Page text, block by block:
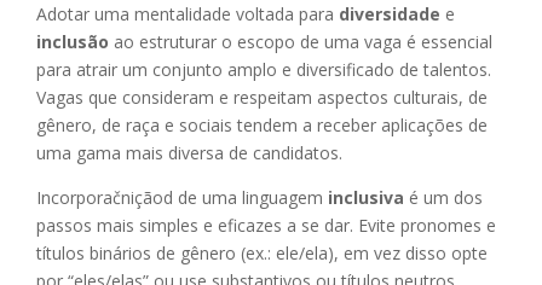
Adotar uma mentalidade voltada para diversidade e
inclusão ao estruturar o escopo de uma vaga é essencial
para atrair um conjunto amplo e diversificado de talentos.
Vagas que consideram e respeitam aspectos culturais, de
gênero, de raça e sociais tendem a receber aplicações de
uma gama mais diversa de candidatos.
Incorporačniçãod de uma linguagem inclusiva é um dos
passos mais simples e eficazes a se dar. Evite pronomes e
títulos binários de gênero (ex.: ele/ela), em vez disso opte